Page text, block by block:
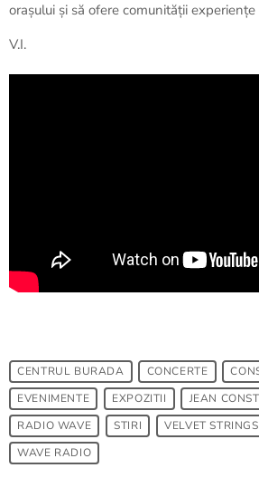
orașului și să ofere comunității
V.I.
CENTRUL BURADA CONCERTE
EVENIMENTE
EXPOZITII
JEAN
RADIO WAVE
STIRI VELVET STRINGS
WAVE RADIO